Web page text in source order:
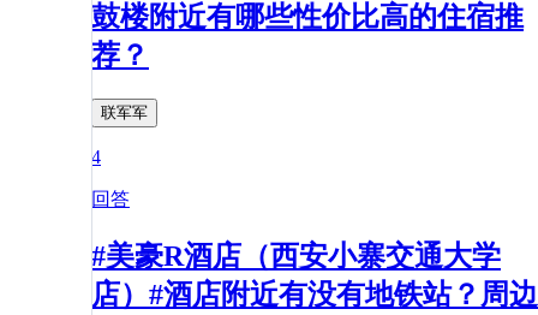
鼓楼附近有哪些性价比高的住宿推
荐？
联军军
4
回答
#美豪R酒店（西安小寨交通大学
店）#酒店附近有没有地铁站？周边